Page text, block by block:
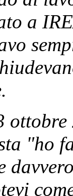
a
"ho